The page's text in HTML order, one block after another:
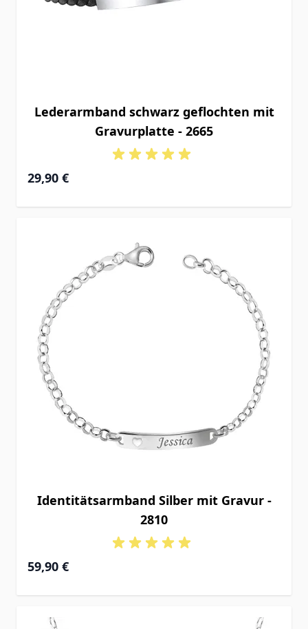
Lederarmband schwarz geflochten mit
Gravurplatte - 2665
29,90 €
Identitätsarmband Silber mit Gravur -
2810
59,90 €